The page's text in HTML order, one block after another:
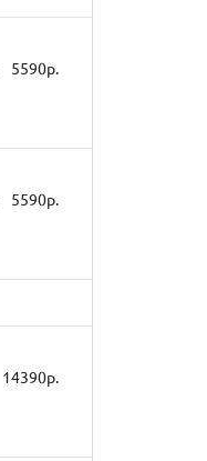
5590р.
5590р.
14390р.